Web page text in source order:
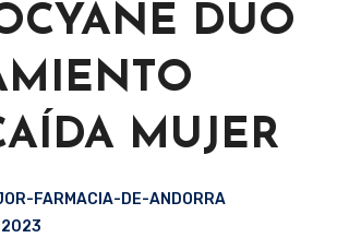
DÚO
MUJER
FARMACIA-DE-ANDORRA